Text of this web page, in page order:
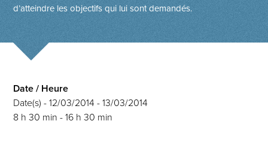
d’atteindre les objectifs qui lui sont demandés.
Date / Heure
Date(s) - 12/03/2014 - 13/03/2014
8 h 30 min - 16 h 30 min